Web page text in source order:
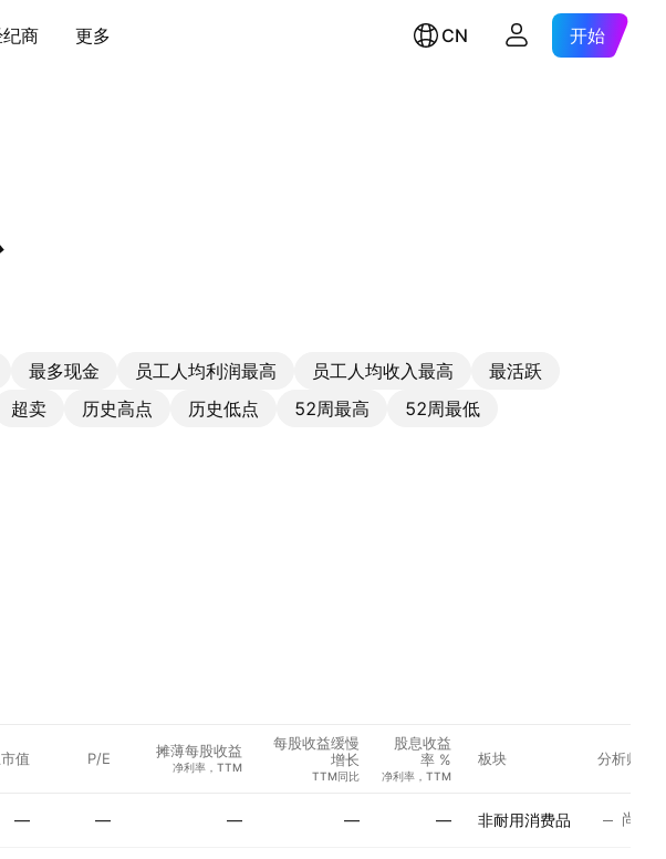
商 更多 CN 开始
最多现金 员工人均利润最高 员工人均收入最高
最活跃
超卖 历史高点 历史低点 52周最高
52周最低
值 P/E 摊薄每股收益
净利率，TTM
每股收益缓慢
增长
TTM同比
股息收益
率 %
净利率，TTM
板块 分析师评
— — — — — 非耐用消费品 尚无